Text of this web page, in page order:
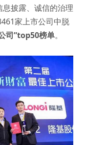
披露、诚信的治理
家上市公司中脱
司”top50榜单。